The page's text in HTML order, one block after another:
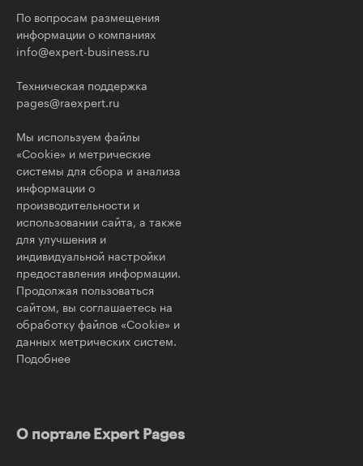
По вопросам размещения
информации о компаниях
info@expert-business.ru
Техническая поддержка
pages@raexpert.ru
Мы используем файлы
«Cookie» и метрические
системы для сбора и анализа
информации о
производительности и
использовании сайта, а также
для улучшения и
индивидуальной настройки
предоставления информации.
Продолжая пользоваться
сайтом, вы соглашаетесь на
обработку файлов «Cookie» и
данных метрических систем.
Подобнее
О портале Expert Pages